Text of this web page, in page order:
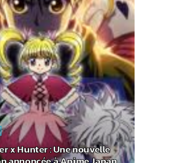
x Hunter : Une nouvelle